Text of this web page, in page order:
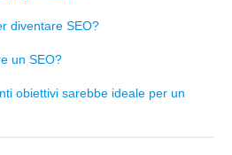
diventare SEO?
un SEO?
obiettivi sarebbe ideale per un